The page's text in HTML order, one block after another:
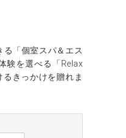
「個室スパ＆エス
験を選べる「Relax
きっかけを贈れま